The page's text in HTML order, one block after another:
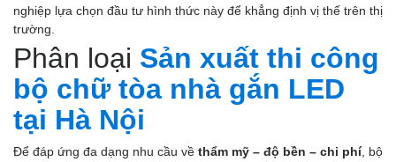
nghiệp lựa chọn đầu tư hình thức này để khẳng định vị thế trên thị
trường.
Phân loại Sản xuất thi công
bộ chữ tòa nhà gắn LED
tại Hà Nội
Để đáp ứng đa dạng nhu cầu về thẩm mỹ – độ bền – chi phí, bộ